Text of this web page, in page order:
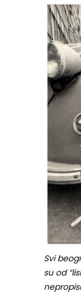
Svi
su od